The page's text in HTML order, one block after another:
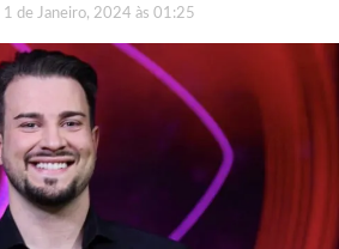
1 de Janeiro, 2024 às 01:25